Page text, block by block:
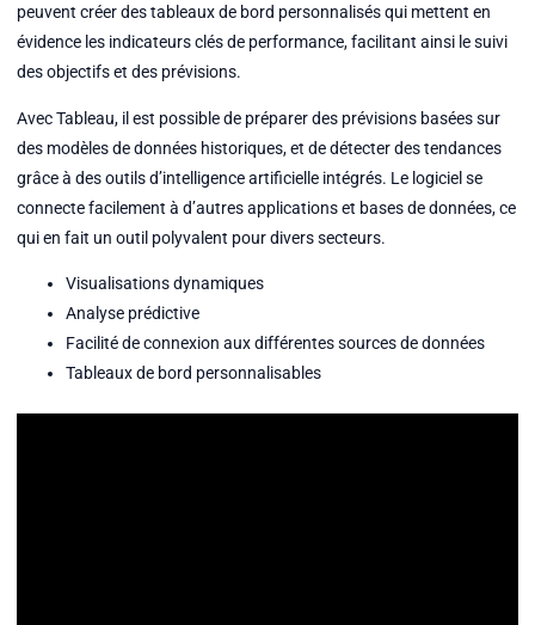
peuvent créer des tableaux de bord personnalisés qui mettent en
évidence les indicateurs clés de performance, facilitant ainsi le suivi
des objectifs et des prévisions.
Avec Tableau, il est possible de préparer des prévisions basées sur
des modèles de données historiques, et de détecter des tendances
grâce à des outils d’intelligence artificielle intégrés. Le logiciel se
connecte facilement à d’autres applications et bases de données, ce
qui en fait un outil polyvalent pour divers secteurs.
Visualisations dynamiques
Analyse prédictive
Facilité de connexion aux différentes sources de données
Tableaux de bord personnalisables